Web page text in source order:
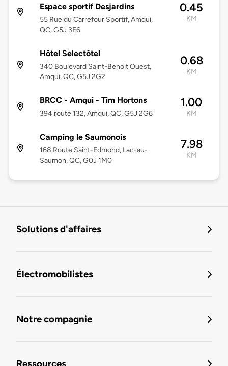
Espace sportif Desjardins
55 Rue du Carrefour Sportif, Amqui,
QC, G5J 3E6
0.45
KM
Hôtel Selectôtel
340 Boulevard Saint-Benoit Ouest,
Amqui, QC, G5J 2G2
0.68
KM
BRCC - Amqui - Tim Hortons
394 route 132, Amqui, QC, G5J 2G6
1.00
KM
Camping le Saumonois
168 Route Saint-Edmond, Lac-au-
Saumon, QC, G0J 1M0
7.98
KM
Solutions d'affaires
Électromobilistes
Notre compagnie